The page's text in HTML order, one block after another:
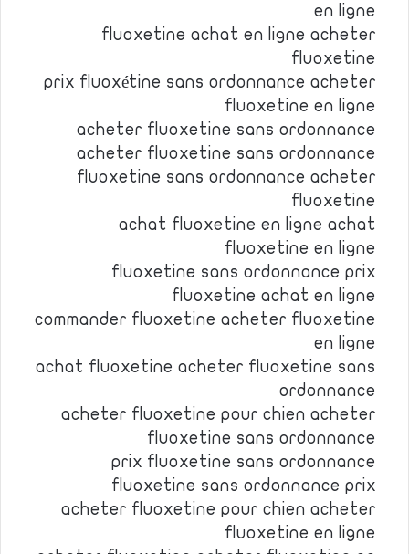
en ligne
fluoxetine achat en ligne acheter
fluoxetine
prix fluoxétine sans ordonnance acheter
fluoxetine en ligne
acheter fluoxetine sans ordonnance
acheter fluoxetine sans ordonnance
fluoxetine sans ordonnance acheter
fluoxetine
achat fluoxetine en ligne achat
fluoxetine en ligne
fluoxetine sans ordonnance prix
fluoxetine achat en ligne
commander fluoxetine acheter fluoxetine
en ligne
achat fluoxetine acheter fluoxetine sans
ordonnance
acheter fluoxetine pour chien acheter
fluoxetine sans ordonnance
prix fluoxetine sans ordonnance
fluoxetine sans ordonnance prix
acheter fluoxetine pour chien acheter
fluoxetine en ligne